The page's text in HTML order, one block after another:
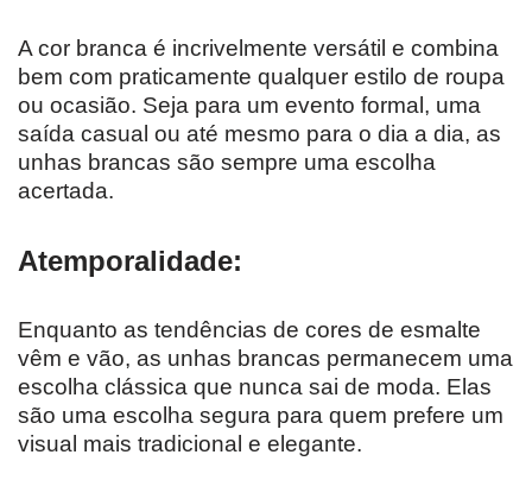
A cor branca é incrivelmente versátil e combina
bem com praticamente qualquer estilo de roupa
ou ocasião. Seja para um evento formal, uma
saída casual ou até mesmo para o dia a dia, as
unhas brancas são sempre uma escolha
acertada.
Atemporalidade:
Enquanto as tendências de cores de esmalte
vêm e vão, as unhas brancas permanecem uma
escolha clássica que nunca sai de moda. Elas
são uma escolha segura para quem prefere um
visual mais tradicional e elegante.